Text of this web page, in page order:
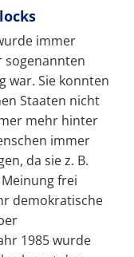
immer
sogenannten
war. Sie konnten
Staaten nicht
mehr hinter
immer
da sie z. B.
frei
demokratische
1985 wurde